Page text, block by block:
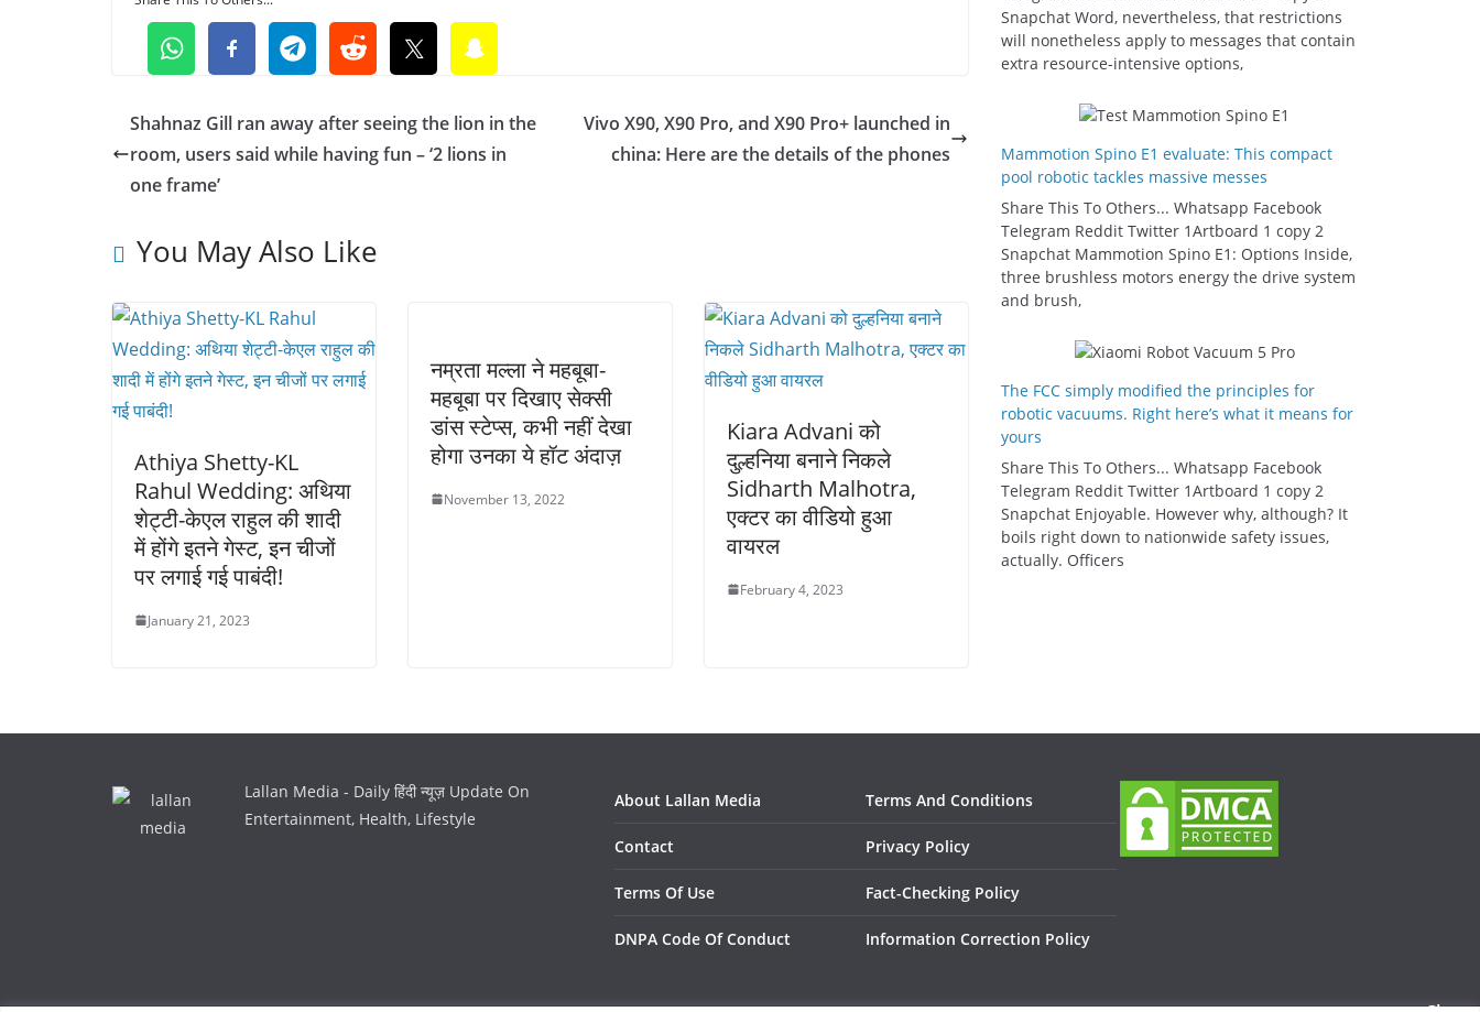
Shahnaz Gill ran away after seeing the lion in the
room, users said while having fun – ‘2 lions in
one frame’
Vivo X90, X90 Pro, and X90 Pro+ launched in
china: Here are the details of the phones
You May Also Like
Athiya Shetty-KL
Rahul Wedding: अथिया
शेट्टी-केएल राहुल की शादी
में होंगे इतने गेस्ट, इन चीजों
पर लगाई गई पाबंदी!
January 21, 2023
नम्रता मल्ला ने महबूबा-
महबूबा पर दिखाए सेक्सी
डांस स्टेप्स, कभी नहीं देखा
होगा उनका ये हॉट अंदाज़
November 13, 2022
Kiara Advani को
दुल्हनिया बनाने निकले
Sidharth Malhotra,
एक्टर का वीडियो हुआ
वायरल
February 4, 2023
Snapchat Word, nevertheless, that restrictions
will nonetheless apply to messages that contain
extra resource-intensive options,
Mammotion Spino E1 evaluate: This compact
pool robotic tackles massive messes
Share This To Others... Whatsapp Facebook
Telegram Reddit Twitter 1Artboard 1 copy 2
Snapchat Mammotion Spino E1: Options Inside,
three brushless motors energy the drive system
and brush,
The FCC simply modified the principles for
robotic vacuums. Right here’s what it means for
yours
Share This To Others... Whatsapp Facebook
Telegram Reddit Twitter 1Artboard 1 copy 2
Snapchat Enjoyable. However why, although? It
boils right down to nationwide safety issues,
actually. Officers
Lallan Media - Daily हिंदी न्यूज़ Update On
Entertainment, Health, Lifestyle
About Lallan Media
Contact
Terms Of Use
DNPA Code Of Conduct
Terms And Conditions
Privacy Policy
Fact-Checking Policy
Information Correction Policy